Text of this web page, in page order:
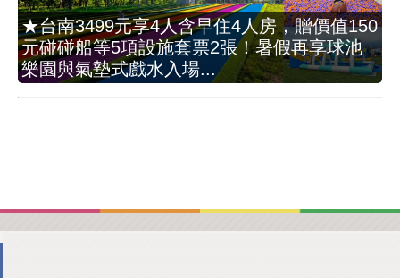
★台南3499元享4人含早住4人房，贈價值150
元碰碰船等5項設施套票2張！暑假再享球池
樂園與氣墊式戲水入場...